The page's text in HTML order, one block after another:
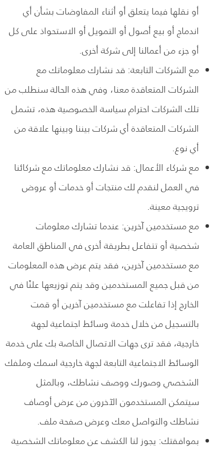
أو نقلها فيما يتعلق أو أثناء المفاوضات بشأن أي
اندماج أو بيع أصول أو التمويل أو الاستحواذ على كل
أو جزء من أعمالنا إلى شركة أخرى.
مع الشركات التابعة: قد نشارك معلوماتك مع
الشركات المتعاقدة معنا، وفي هذه الحالة سنطلب من
تلك الشركات احترام سياسة الخصوصية هذه، تشمل
الشركات المتعاقدة أي شركات بيننا وبينها علاقة من
أي نوع.
مع شركاء الأعمال: قد نشارك معلوماتك مع شركائنا
في العمل لنقدم لك منتجات أو خدمات أو عروض
ترويجية معينة.
مع مستخدمين آخرين: عندما تشارك معلومات
شخصية أو تتفاعل بطريقة أخرى في المناطق العامة
مع مستخدمين آخرين، فقد يتم عرض هذه المعلومات
من قبل جميع المستخدمين وقد يتم توزيعها علنًا في
الخارج إذا تفاعلت مع مستخدمين آخرين أو قمت
بالتسجيل من خلال خدمة وسائط اجتماعية لجهة
خارجية، فقد ترى جهات الاتصال الخاصة بك على خدمة
الوسائط الاجتماعية التابعة لجهة خارجية اسمك وملفك
الشخصي وصورك ووصف نشاطك، وبالمثل
سيتمكن المستخدمون الآخرون من عرض أوصاف
نشاطك والتواصل معك وعرض صفحة ملف.
بموافقتك: يجوز لنا الكشف عن معلوماتك الشخصية